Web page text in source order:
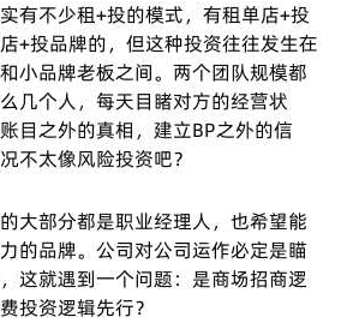
有不少租+投的模式，有租单店+投
+投品牌的，但这种投资往往发生在
小品牌老板之间。两个团队规模都
几个人，每天目睹对方的经营状
目之外的真相，建立BP之外的信
不太像风险投资吧？
大部分都是职业经理人，也希望能
的品牌。公司对公司运作必定是瞄
这就遇到一个问题：是商场招商逻
投资逻辑先行？